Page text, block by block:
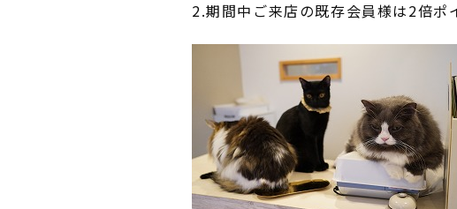
2.期間中ご来店の既存会員様は2倍ポ